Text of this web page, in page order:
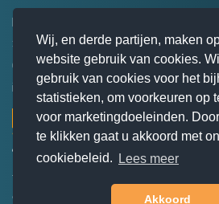
Wij, en derde partijen, maken
website gebruik van cookies.
gebruik van cookies voor het
statistieken, om voorkeuren op
voor marketingdoeleinden.
te klikken gaat u akkoord met
cookiebeleid.
Lees meer
Akkoord
Hogebrinkerweg 19
3871 KM Hoevelaken
085 0 47 94 28
info@blmc.nl
© BLMC B.V. 2026. Alle rechten